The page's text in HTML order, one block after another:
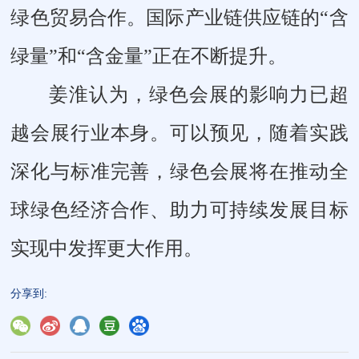
绿色贸易合作。国际产业链供应链的“含
绿量”和“含金量”正在不断提升。
姜淮认为，绿色会展的影响力已超
越会展行业本身。可以预见，随着实践
深化与标准完善，绿色会展将在推动全
球绿色经济合作、助力可持续发展目标
实现中发挥更大作用。
分享到: